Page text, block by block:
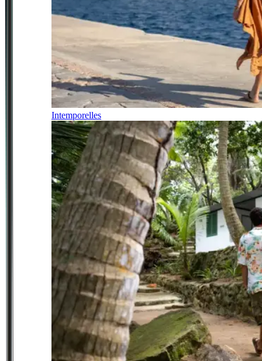
Intemporelles